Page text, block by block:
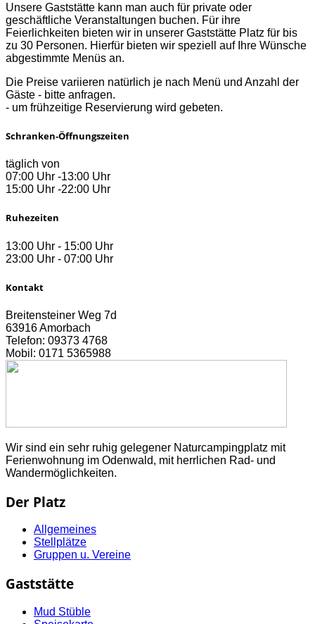
Unsere Gaststätte kann man auch für private oder
geschäftliche Veranstaltungen buchen. Für ihre
Feierlichkeiten bieten wir in unserer Gaststätte Platz für bis
zu 30 Personen. Hierfür bieten wir speziell auf Ihre Wünsche
abgestimmte Menüs an.
Die Preise variieren natürlich je nach Menü und Anzahl der
Gäste - bitte anfragen.
- um frühzeitige Reservierung wird gebeten.
Schranken-Öffnungszeiten
täglich von
07:00 Uhr -13:00 Uhr
15:00 Uhr -22:00 Uhr
Ruhezeiten
13:00 Uhr - 15:00 Uhr
23:00 Uhr - 07:00 Uhr
Kontakt
Breitensteiner Weg 7d
63916 Amorbach
Telefon: 09373 4768
Mobil: 0171 5365988
Wir sind ein sehr ruhig gelegener Naturcampingplatz mit
Ferienwohnung im Odenwald, mit herrlichen Rad- und
Wandermöglichkeiten.
Der Platz
Allgemeines
Stellplätze
Gruppen u. Vereine
Gaststätte
Mud Stüble